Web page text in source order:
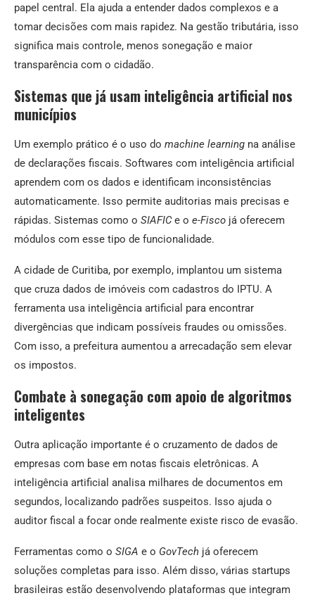
papel central. Ela ajuda a entender dados complexos e a
tomar decisões com mais rapidez. Na gestão tributária, isso
significa mais controle, menos sonegação e maior
transparência com o cidadão.
Sistemas que já usam inteligência artificial nos
municípios
Um exemplo prático é o uso do machine learning na análise
de declarações fiscais. Softwares com inteligência artificial
aprendem com os dados e identificam inconsistências
automaticamente. Isso permite auditorias mais precisas e
rápidas. Sistemas como o SIAFICe o e-Fisco já oferecem
módulos com esse tipo de funcionalidade.
A cidade de Curitiba, por exemplo, implantou um sistema
que cruza dados de imóveis com cadastros do IPTU. A
ferramenta usa inteligência artificial para encontrar
divergências que indicam possíveis fraudes ou omissões.
Com isso, a prefeitura aumentou a arrecadação sem elevar
os impostos.
Combate à sonegação com apoio de algoritmos
inteligentes
Outra aplicação importante é o cruzamento de dados de
empresas com base em notas fiscais eletrônicas. A
inteligência artificial analisa milhares de documentos em
segundos, localizando padrões suspeitos. Isso ajuda o
auditor fiscal a focar onde realmente existe risco de evasão.
Ferramentas como o SIGA e o GovTech já oferecem
soluções completas para isso. Além disso, várias startups
brasileiras estão desenvolvendo plataformas que integram